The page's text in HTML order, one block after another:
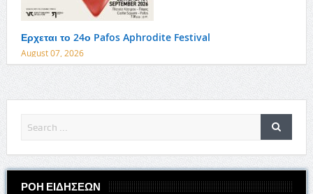
Ερχεται το 24ο Pafos Aphrodite Festival
August 07, 2026
ΡΟΗ ΕΙΔΗΣΕΩΝ